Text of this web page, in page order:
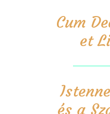
Cum
et
és a